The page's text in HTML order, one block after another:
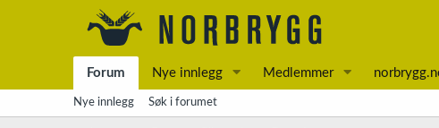
Forum Nye innlegg Medlemmer
Nye innlegg Søk i forumet